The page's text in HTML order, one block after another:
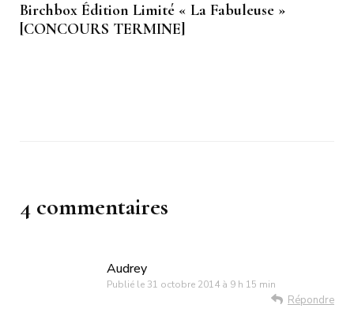
Birchbox Édition Limité « La Fabuleuse »
[CONCOURS TERMINE]
4 commentaires
Audrey
Publié le 31 octobre 2014 à 9 h 15 min
Répondre